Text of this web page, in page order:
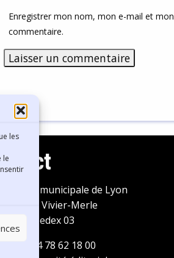
les
le
Enregistrer mon nom, mon e-mail et
commentaire.
municipale de Lyon
Vivier-Merle
Lyon Cedex 03
04 78 62 18 00